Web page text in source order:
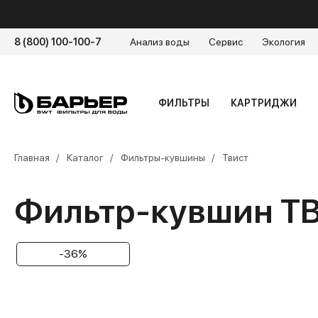
8 (800) 100-100-7 Анализ воды Сервис Экология
ФИЛЬТРЫ КАРТРИДЖИ
Главная Каталог Фильтры-кувшины Твист
Фильтр-кувшин
-36%
кувшинам БАРЬЕР
Не требует установки, легко